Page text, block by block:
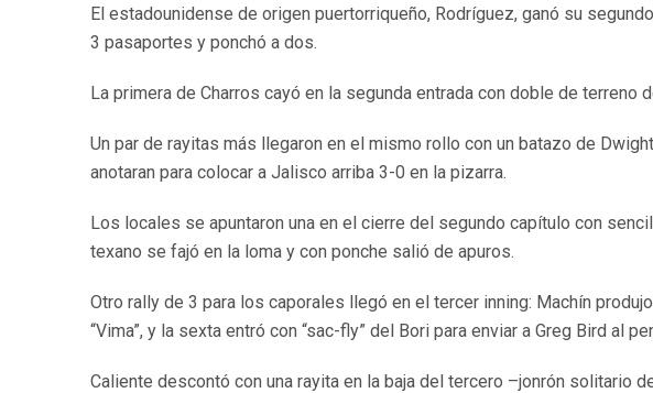
El estadounidense de origen puertorriqueño, Rodríguez, ganó su
3 pasaportes y ponchó a dos.
La primera de Charros cayó en la segunda entrada con doble de terreno
Un par de rayitas más llegaron en el mismo rollo con un batazo de
anotaran para colocar a Jalisco arriba 3-0 en la pizarra.
Los locales se apuntaron una en el cierre del segundo capítulo con
texano se fajó en la loma y con ponche salió de apuros.
Otro rally de 3 para los caporales llegó en el tercer inning: Machín
“Vima”, y la sexta entró con “sac-fly” del Bori para enviar a Greg Bird al
Caliente descontó con una rayita en la baja del tercero –jonrón solitario